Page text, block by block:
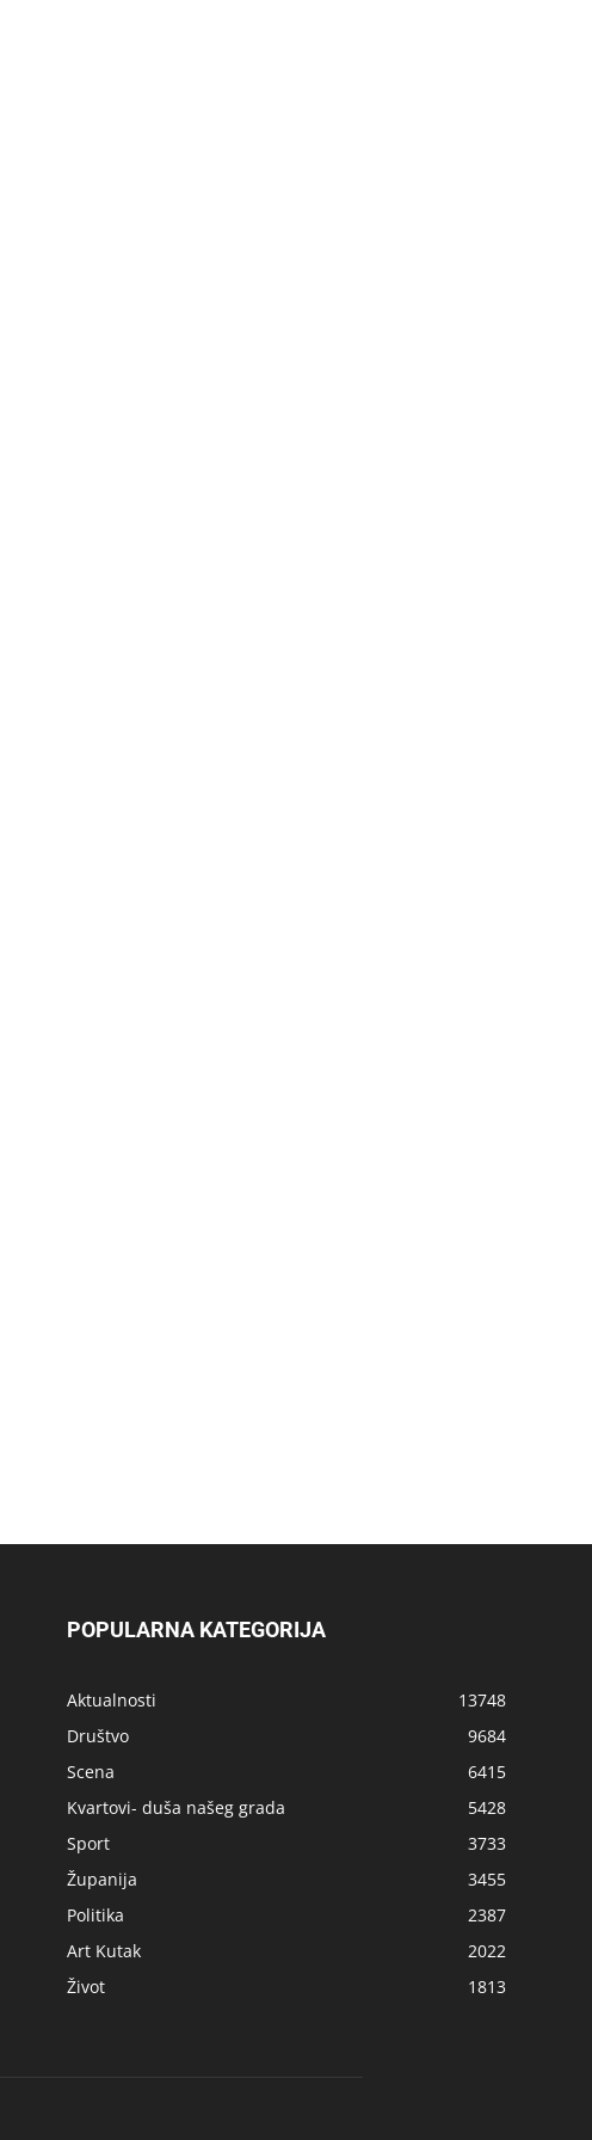
POPULARNA KATEGORIJA
Aktualnosti
13748
Društvo
9684
Scena
6415
Kvartovi- duša našeg grada
5428
Sport
3733
Županija
3455
Politika
2387
Art Kutak
2022
Život
1813